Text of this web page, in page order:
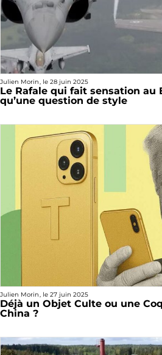
Julien Morin, le 28 juin 2025
Le Rafale qui fait sensation au
qu’une question de style
Julien Morin, le 27 juin 2025
Déjà un Objet Culte ou une
China ?